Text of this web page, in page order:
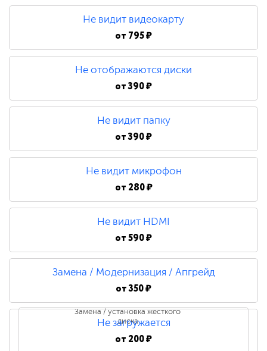
Не видит видеокарту
от 795 ₽
Не отображаются диски
от390 ₽
Не видит папку
от390 ₽
Не видит микрофон
от 280 ₽
Не видит HDMI
от590 ₽
Замена / Модернизация / Апгрейд
от350 ₽
Замена / установка жесткого
диска
Не загружается
от 200 ₽